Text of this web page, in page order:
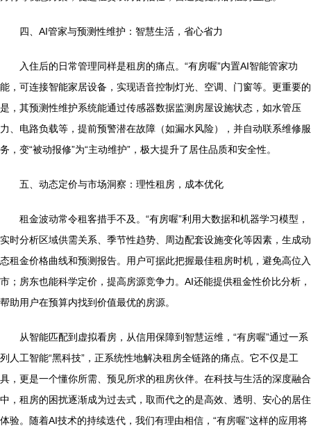
四、AI管家与预测性维护：智慧生活，省心省力
入住后的日常管理同样是租房的痛点。“有房喔”内置AI智能管家功
能，可连接智能家居设备，实现语音控制灯光、空调、门窗等。更重要的
是，其预测性维护系统能通过传感器数据监测房屋设施状态，如水管压
力、电路负载等，提前预警潜在故障（如漏水风险），并自动联系维修服
务，变“被动报修”为“主动维护”，极大提升了居住品质和安全性。
五、动态定价与市场洞察：理性租房，成本优化
租金波动常令租客措手不及。“有房喔”利用大数据和机器学习模型，
实时分析区域供需关系、季节性趋势、周边配套设施变化等因素，生成动
态租金价格曲线和预测报告。用户可据此把握最佳租房时机，避免高位入
市；房东也能科学定价，提高房源竞争力。AI还能提供租金性价比分析，
帮助用户在预算内找到价值最优的房源。
从智能匹配到虚拟看房，从信用保障到智慧运维，“有房喔”通过一系
列人工智能“黑科技”，正系统性地解决租房全链路的痛点。它不仅是工
具，更是一个懂你所需、预见所求的租房伙伴。在科技与生活的深度融合
中，租房的困扰逐渐成为过去式，取而代之的是高效、透明、安心的居住
体验。随着AI技术的持续迭代，我们有理由相信，“有房喔”这样的应用将